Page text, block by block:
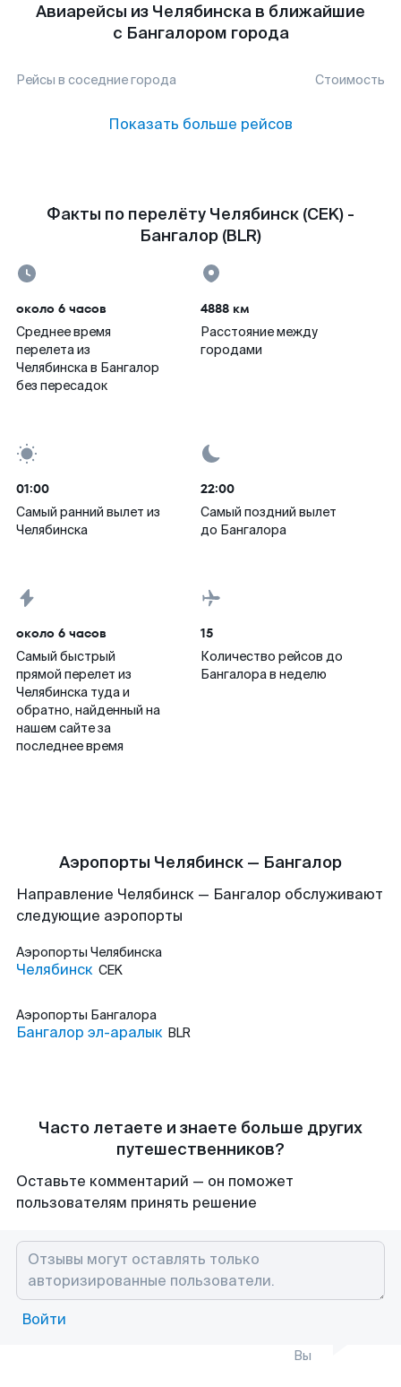
Авиарейсы из Челябинска в ближайшие
с Бангалором города
Рейсы в соседние города Стоимость
Показать больше рейсов
Факты по перелёту Челябинск (CEK) -
Бангалор (BLR)
около 6 часов
Среднее время
перелета из
Челябинска в Бангалор
без пересадок
4888 км
Расстояние между
городами
01:00
Самый ранний вылет из
Челябинска
22:00
Самый поздний вылет
до Бангалора
около 6 часов
Самый быстрый
прямой перелет из
Челябинска туда и
обратно, найденный на
нашем сайте за
последнее время
15
Количество рейсов до
Бангалора в неделю
Аэропорты Челябинск — Бангалор
Направление Челябинск — Бангалор обслуживают
следующие аэропорты
Аэропорты Челябинска
Челябинск CEK
Аэропорты Бангалора
Бангалор эл-аралык BLR
Часто летаете и знаете больше других
путешественников?
Оставьте комментарий — он поможет
пользователям принять решение
Войти
Вы